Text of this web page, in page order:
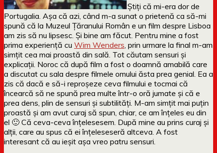
Știți că mi-era dor de
Portugalia. Așa că azi, când m-a sunat o prietenă ca să-mi
spună că la Muzeul Țăranului Român e un film despre Lisboa
am zis să nu lipsesc. Și bine am făcut. Pentru mine a fost
prima experiență cu Wim Wenders , prin urmare la final m-am
simțit cea mai proastă din sală. Tot căutam sensuri și
explicații. Noroc că după film a fost o doamnă amabilă care
a discutat cu sala despre filmele omului ăsta prea genial. Ea a
zis că dacă e să-i reproșeze ceva filmului e tocmai că
încearcă să ne spună prea multe într-o oră jumate și că e
prea dens, plin de sensuri și subtilități. M-am simțit mai puțin
proastă și am avut curaj să spun, chiar, ce am înțeles eu din
el 🙂 Că ceva-ceva înțelesesem. După mine au prins curaj și
alții, care au spus că ei înțeleseseră altceva. A fost
interesant că au ieșit așa vreo patru sensuri.